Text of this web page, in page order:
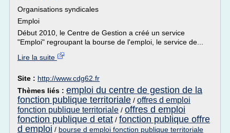
Organisations syndicales
Emploi
Début 2010, le Centre de Gestion a créé un service
"Emploi" regroupant la bourse de l'emploi, le service de...
Lire la suite
Site : http://www.cdg62.fr
Thèmes liés : emploi du centre de gestion de la
fonction publique territoriale / offres d emploi
fonction publique territoriale / offres d emploi
fonction publique d etat / fonction publique offre
d emploi / bourse d emploi fonction publique territoriale